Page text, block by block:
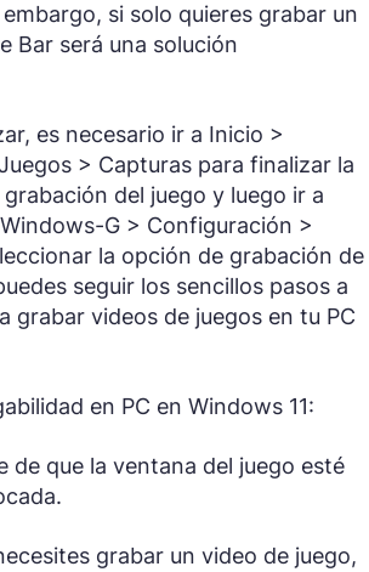
si solo quieres grabar un
Bar será una solución
es necesario ir a Inicio >
> Capturas para finalizar la
del juego y luego ir a
G > Configuración >
la opción de grabación de
seguir los sencillos pasos a
grabar videos de juegos en tu PC
en PC en Windows 11:
de que la ventana del juego esté
grabar un video de juego,